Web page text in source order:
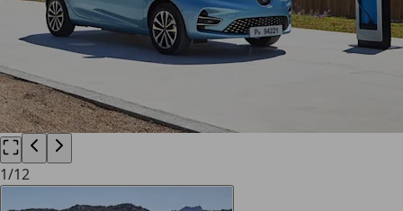
1/12